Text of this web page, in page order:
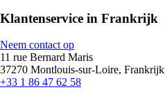
Klantenservice in Frankrijk
Neem contact op
11 rue Bernard Maris
37270 Montlouis-sur-Loire, Frankrijk
+33 1 86 47 62 58